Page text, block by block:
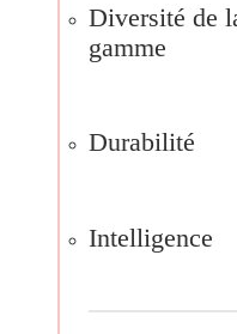
Diversité de
gamme
Durabilité
Intelligence